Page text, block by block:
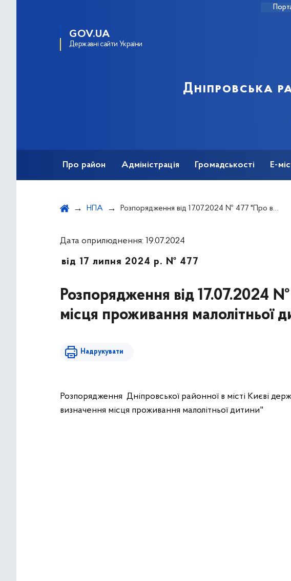
GOV.UA
Державні сайти України
Дніпровська
Про район Адміністрація Громадськості Е-
НПА Розпорядження від 17.07.2024 № 477 "Про визначення місця проживання малолітньої дитини"
Дата оприлюднення: 19.07.2024
від 17 липня 2024 р. № 477
Розпорядження від 17.07.2024
місця проживання малолітньої
Надрукувати
Розпорядження Дніпровської районної в місті Києві
визначення місця проживання малолітньої дитини"